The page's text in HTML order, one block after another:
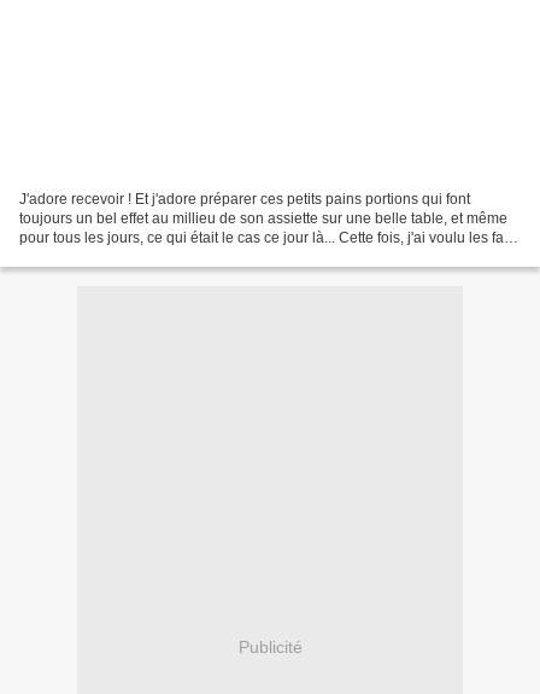
J'adore recevoir ! Et j'adore préparer ces petits pains portions qui font
toujours un bel effet au millieu de son assiette sur une belle table, et même
pour tous les jours, ce qui était le cas ce jour là... Cette fois, j'ai voulu les faire
Publicité